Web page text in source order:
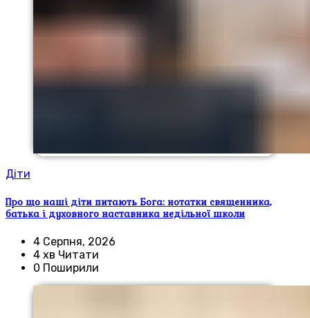
Діти
Про що наші діти питають Бога: нотатки священника,
батька і духовного наставника недільної школи
4 Серпня, 2026
4 хв Читати
0 Поширили